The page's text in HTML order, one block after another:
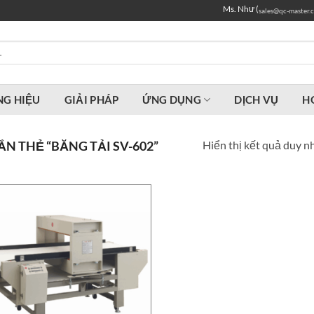
Ms. Như (sales@qc-
HIỆU GIẢI PHÁP ỨNG DỤNG DỊCH VỤ
THẺ “BĂNG TẢI SV-602” Hiển thị kết quả duy